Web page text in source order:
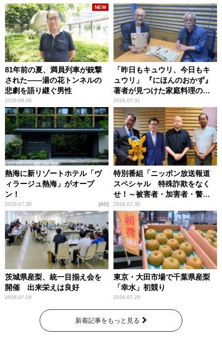
81年前の夏、満員列車が銃撃
された――湯の花トンネルの
悲劇を語り継ぐ男性
2026.08.06
NEW
「昨日もキュウリ、今日もキ
ュウリ」 『にほんのおかず』
著者が見つけた家庭料理の知
恵
2026.07.31
熱海に新リゾートホテル「ヴ
ィラージュ熱海」がオープ
ン！
2026.07.30 AD
特別番組「ニッポン放送報道
スペシャル 特殊詐欺をなく
せ！～被害者・加害者・警視
庁が語るトクリュウの実態
～」放送
2026.07.30
茨城県産梨、統一目揃え会を
開催 出来栄えは良好
2026.07.29
東京・大田市場で千葉県産梨
「幸水」初競り
2026.07.25
新着記事をもっと見る